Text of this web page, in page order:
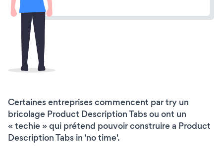
Certaines entreprises commencent par try un
bricolage Product Description Tabs ou ont un
« techie » qui prétend pouvoir construire a Product
Description Tabs in 'no time'.